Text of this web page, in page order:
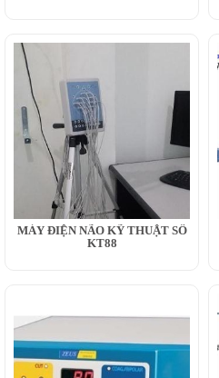
MÁY ĐIỆN NÃO KỸ THUẬT SỐ
KT88